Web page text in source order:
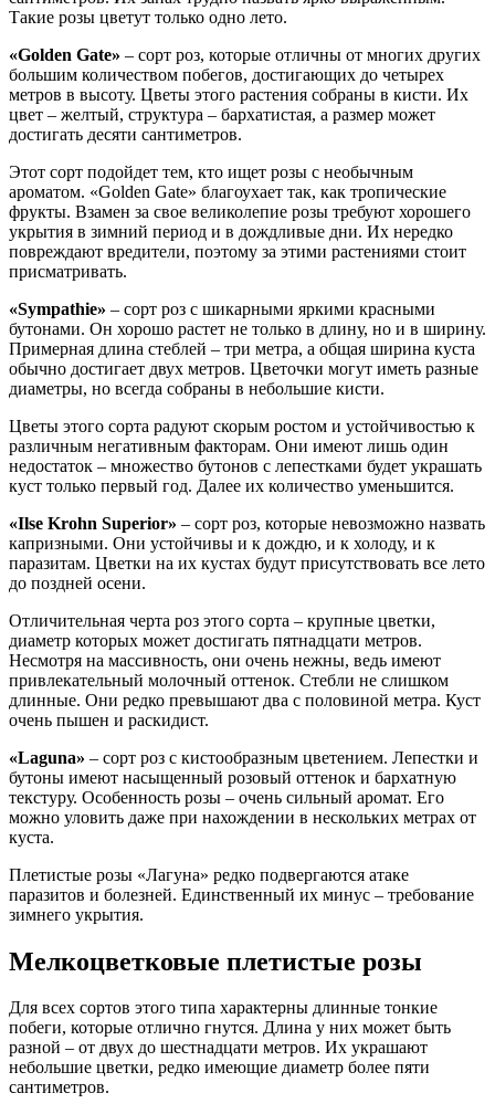
Такие розы цветут только одно лето.
«Golden Gate» – сорт роз, которые отличны от многих других
большим количеством побегов, достигающих до четырех
метров в высоту. Цветы этого растения собраны в кисти. Их
цвет – желтый, структура – бархатистая, а размер может
достигать десяти сантиметров.
Этот сорт подойдет тем, кто ищет розы с необычным
ароматом. «Golden Gate» благоухает так, как тропические
фрукты. Взамен за свое великолепие розы требуют хорошего
укрытия в зимний период и в дождливые дни. Их нередко
повреждают вредители, поэтому за этими растениями стоит
присматривать.
«Sympathie» – сорт роз с шикарными яркими красными
бутонами. Он хорошо растет не только в длину, но и в ширину.
Примерная длина стеблей – три метра, а общая ширина куста
обычно достигает двух метров. Цветочки могут иметь разные
диаметры, но всегда собраны в небольшие кисти.
Цветы этого сорта радуют скорым ростом и устойчивостью к
различным негативным факторам. Они имеют лишь один
недостаток – множество бутонов с лепестками будет украшать
куст только первый год. Далее их количество уменьшится.
«Ilse Krohn Superior» – сорт роз, которые невозможно назвать
капризными. Они устойчивы и к дождю, и к холоду, и к
паразитам. Цветки на их кустах будут присутствовать все лето
до поздней осени.
Отличительная черта роз этого сорта – крупные цветки,
диаметр которых может достигать пятнадцати метров.
Несмотря на массивность, они очень нежны, ведь имеют
привлекательный молочный оттенок. Стебли не слишком
длинные. Они редко превышают два с половиной метра. Куст
очень пышен и раскидист.
«Laguna» – сорт роз с кистообразным цветением. Лепестки и
бутоны имеют насыщенный розовый оттенок и бархатную
текстуру. Особенность розы – очень сильный аромат. Его
можно уловить даже при нахождении в нескольких метрах от
куста.
Плетистые розы «Лагуна» редко подвергаются атаке
паразитов и болезней. Единственный их минус – требование
зимнего укрытия.
Мелкоцветковые плетистые розы
Для всех сортов этого типа характерны длинные тонкие
побеги, которые отлично гнутся. Длина у них может быть
разной – от двух до шестнадцати метров. Их украшают
небольшие цветки, редко имеющие диаметр более пяти
сантиметров.